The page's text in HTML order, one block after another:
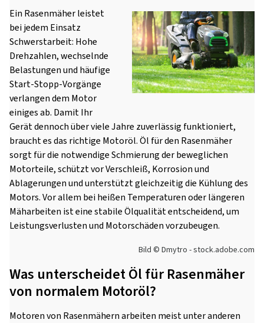
Ein Rasenmäher leistet
bei jedem Einsatz
Schwerstarbeit: Hohe
Drehzahlen, wechselnde
Belastungen und häufige
Start-Stopp-Vorgänge
verlangen dem Motor
einiges ab. Damit Ihr
Gerät dennoch über viele Jahre zuverlässig funktioniert,
braucht es das richtige Motoröl. Öl für den Rasenmäher
sorgt für die notwendige Schmierung der beweglichen
Motorteile, schützt vor Verschleiß, Korrosion und
Ablagerungen und unterstützt gleichzeitig die Kühlung des
Motors. Vor allem bei heißen Temperaturen oder längeren
Mäharbeiten ist eine stabile Ölqualität entscheidend, um
Leistungsverlusten und Motorschäden vorzubeugen.
Bild © Dmytro - stock.adobe.com
Was unterscheidet Öl für Rasenmäher
von normalem Motoröl?
Motoren von Rasenmähern arbeiten meist unter anderen